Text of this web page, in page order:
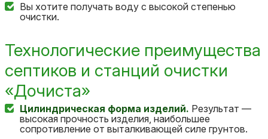
Вы хотите получать воду с высокой степенью
очистки.
Технологические преимущества
септиков и станций очистки
«Дочиста»
Цилиндрическая форма изделий. Результат —
высокая прочность изделия, наибольшее
сопротивление от выталкивающей силе грунтов.